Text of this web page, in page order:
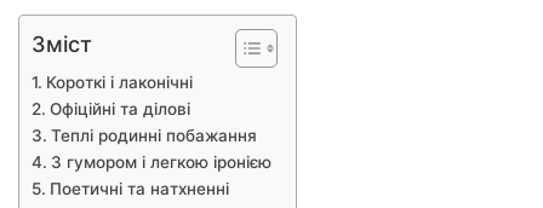
Зміст
Короткі і лаконічні
Офіційні та ділові
Теплі родинні побажання
З гумором і легкою іронією
Поетичні та натхненні